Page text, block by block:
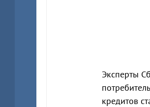
Эксперты
кредитов